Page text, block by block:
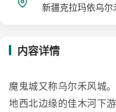
新疆克拉玛依乌尔
内容详情
魔鬼城又称乌尔禾风城
地西北边缘的佳木河下